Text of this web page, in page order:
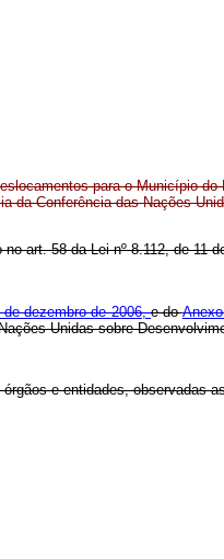
para o Município
da Conferência das Nações
art. 58 da Lei nº 8.112, de 11
de dezembro de 2006,e do
Unidas sobre
e entidades, observadas